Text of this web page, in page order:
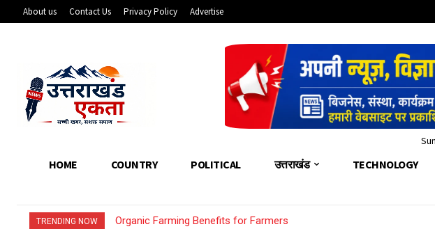
About us Contact Us Privacy Policy Advertise
HOME COUNTRY POLITICAL उत्तराखंड TECHNOLOGY
TRENDING NOW Organic Farming Benefits for Farmers